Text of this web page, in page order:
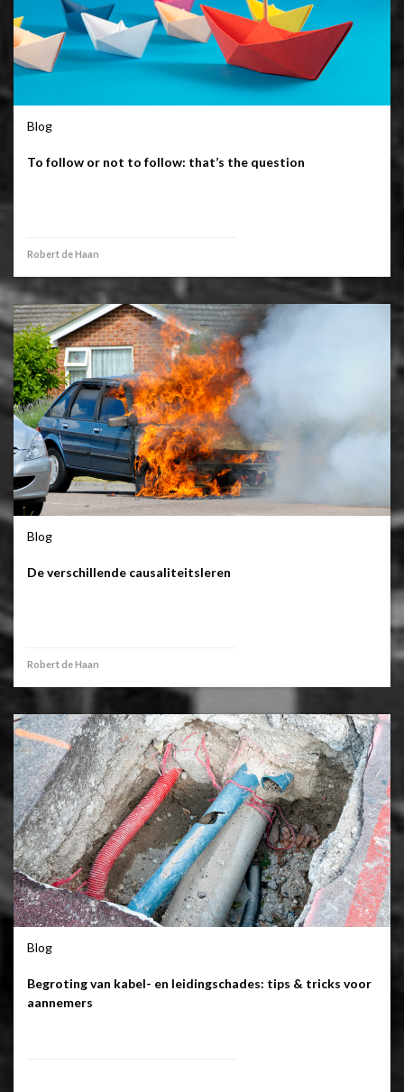
Blog
To follow or not to follow: that’s the question
Robert de Haan
Blog
De verschillende causaliteitsleren
Robert de Haan
Blog
Begroting van kabel- en leidingschades: tips & tricks voor
aannemers